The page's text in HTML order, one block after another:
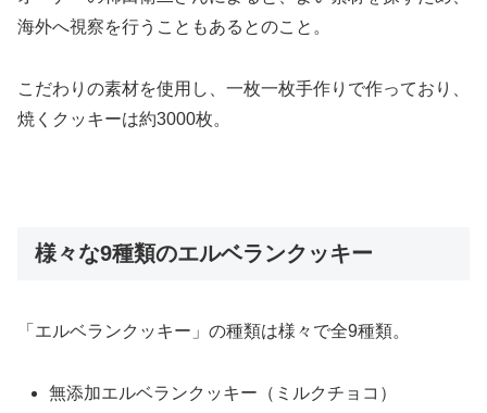
海外へ視察を行うこともあるとのこと。
こだわりの素材を使用し、一枚一枚手作りで作っており、
焼くクッキーは約3000枚。
様々な9種類のエルベランクッキー
「エルベランクッキー」の種類は様々で全9種類。
無添加エルベランクッキー（ミルクチョコ）